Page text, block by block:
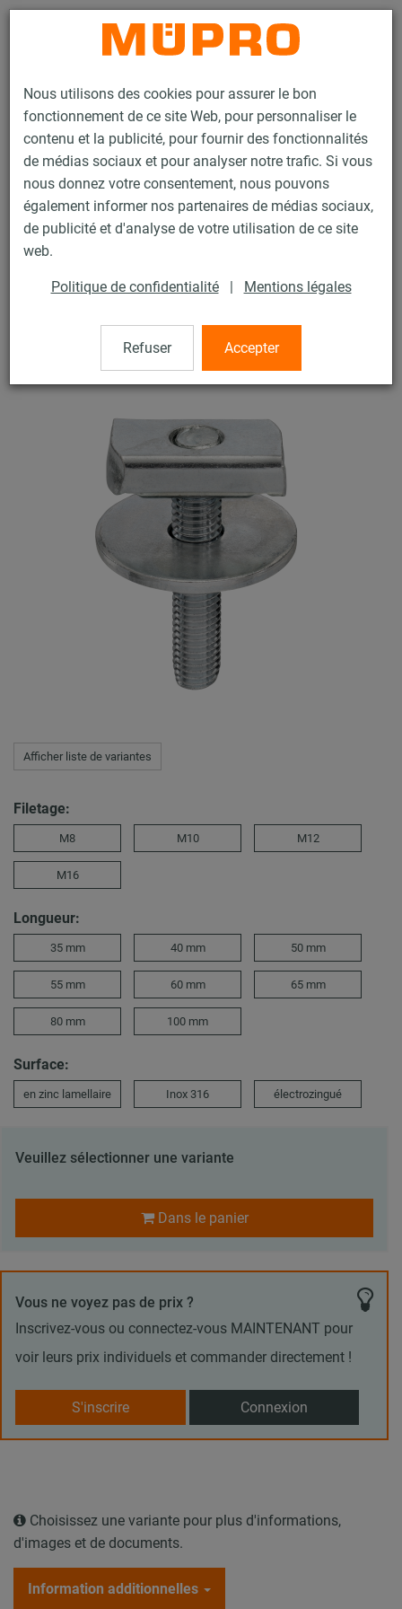
Nous utilisons des cookies pour assurer le bon
fonctionnement de ce site Web, pour personnaliser le
contenu et la publicité, pour fournir des fonctionnalités
de médias sociaux et pour analyser notre trafic. Si vous
nous donnez votre consentement, nous pouvons
également informer nos partenaires de médias sociaux,
de publicité et d'analyse de votre utilisation de ce site
web.
Politique de confidentialité | Mentions légales
Refuser Accepter
Contact
Produits Technique de fixation
Fixation de gaines
Rails d'installation pour la fixation de gaines
Rails d’installation MPR (plage de charge légère à moyenne)
Double écrou MPR
10 / 64
Double écrou MPR
Afficher liste de variantes
Filetage:
M8 M10 M12
M16
Longueur:
35 mm 40 mm 50 mm
55 mm 60 mm 65 mm
80 mm 100 mm
Surface:
en zinc lamellaire Inox 316 électrozingué
Veuillez sélectionner une variante
Dans le panier
Vous ne voyez pas de prix ?
Inscrivez-vous ou connectez-vous MAINTENANT pour
voir leurs prix individuels et commander directement !
S'inscrire Connexion
Choisissez une variante pour plus d'informations,
d'images et de documents.
Information additionnelles